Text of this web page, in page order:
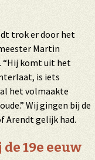
trok er door het
Martin
“Hij komt uit het
is iets
het volmaakte
Wij gingen bij de
Arendt gelijk had.
19e eeuw